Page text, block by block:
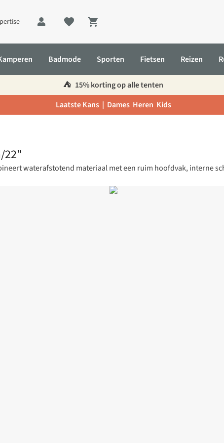
Shopping cart
Badmode Sporten Fietsen Reizen
⛺️ 15% korting op alle tenten
Laatste Kans | Dames Heren Kids
22"
waterafstotend materiaal met een ruim hoofdvak, interne